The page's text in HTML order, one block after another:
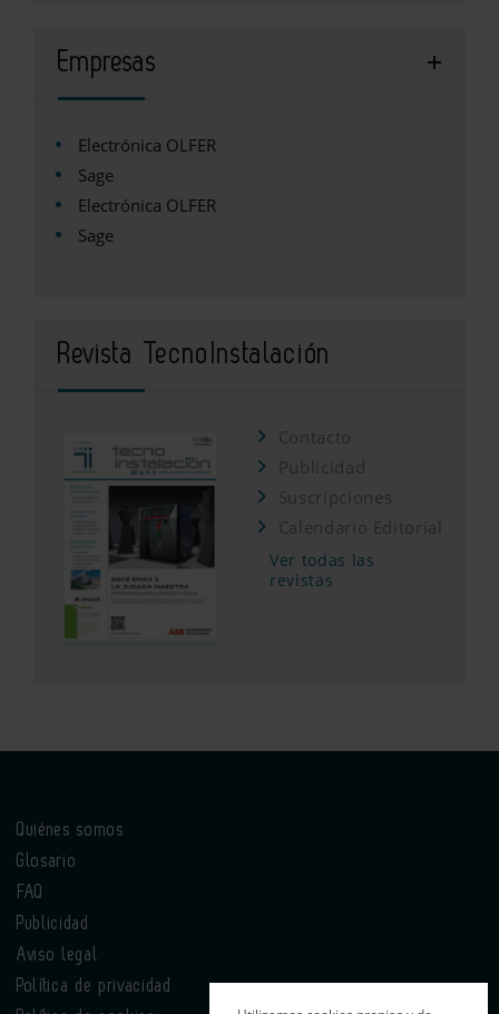
Empresas
Electrónica OLFER
Sage
Electrónica OLFER
Sage
Revista TecnoInstalación
Contacto
Publicidad
Suscripciones
Calendario Editorial
Ver todas las
revistas
Quiénes somos
Glosario
FAQ
Publicidad
Aviso legal
Política de privacidad